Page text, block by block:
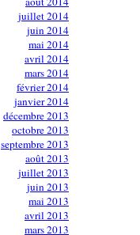
juillet 2014
juin 2014
mai 2014
avril 2014
mars 2014
février 2014
janvier 2014
décembre 2013
octobre 2013
septembre 2013
août 2013
juillet 2013
juin 2013
mai 2013
avril 2013
mars 2013